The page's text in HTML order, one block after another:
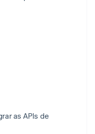
as APIs de